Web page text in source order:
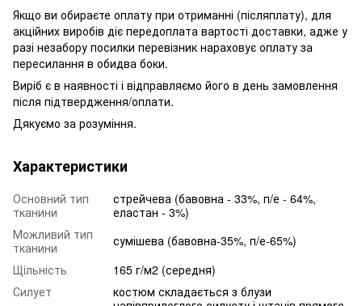
Якщо ви обираєте оплату при отриманні (післяплату), для
акційних виробів діє передоплата вартості доставки, адже у
разі незабору посилки перевізник нараховує оплату за
пересилання в обидва боки.
Виріб є в наявності і відправляємо його в день замовлення
після підтвердження/оплати.
Дякуємо за розуміння.
Характеристики
Основний тип
тканини
стрейчева (бавовна - 33%, п/е - 64%,
еластан - 3%)
Можливий тип
тканини
сумішева (бавовна-35%, п/е-65%)
Щільність
165 г/м2 (середня)
Силует
костюм складається з блузи